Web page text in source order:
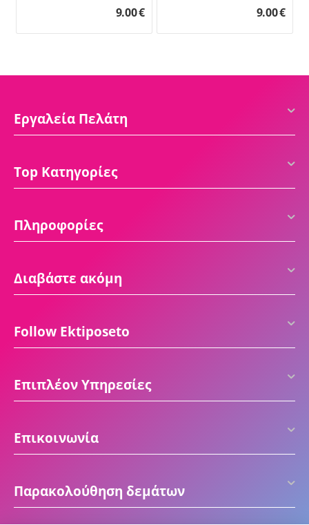
9.00€ 9.00€
Εργαλεία Πελάτη
Top Κατηγορίες
Πληροφορίες
Διαβάστε ακόμη
Follow Ektiposeto
Επιπλέον Υπηρεσίες
Επικοινωνία
Παρακολούθηση δεμάτων